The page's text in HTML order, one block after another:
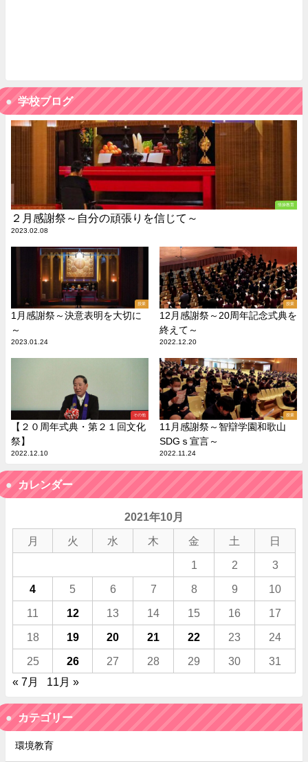
学校ブログ
情操教育
２月感謝祭～自分の頑張りを信じて～
2023.02.08
授業
1月感謝祭～決意表明を大切に
～
2023.01.24
授業
12月感謝祭～20周年記念式典を
終えて～
2022.12.20
その他
【２０周年式典・第２１回文化
祭】
2022.12.10
授業
11月感謝祭～智辯学園和歌山
SDGｓ宣言～
2022.11.24
カレンダー
2021年10月
月 火 水 木 金 土 日
1 2 3
4 5 6 7 8 9 10
11 12 13 14 15 16 17
18 19 20 21 22 23 24
25 26 27 28 29 30
31
« 7月
11月 »
カテゴリー
環境教育